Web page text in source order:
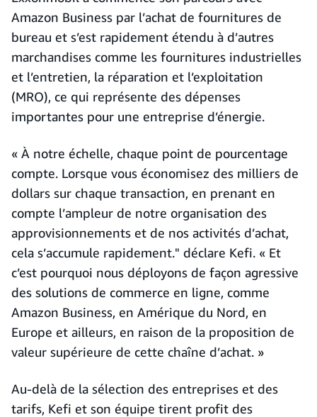
Amazon Business par l’achat de fournitures de
bureau et s’est rapidement étendu à d’autres
marchandises comme les fournitures industrielles
et l’entretien, la réparation et l’exploitation
(MRO), ce qui représente des dépenses
importantes pour une entreprise d’énergie.
« À notre échelle, chaque point de pourcentage
compte. Lorsque vous économisez des milliers de
dollars sur chaque transaction, en prenant en
compte l’ampleur de notre organisation des
approvisionnements et de nos activités d’achat,
cela s’accumule rapidement." déclare Kefi. « Et
c’est pourquoi nous déployons de façon agressive
des solutions de commerce en ligne, comme
Amazon Business, en Amérique du Nord, en
Europe et ailleurs, en raison de la proposition de
valeur supérieure de cette chaîne d’achat. »
Au-delà de la sélection des entreprises et des
tarifs, Kefi et son équipe tirent profit des